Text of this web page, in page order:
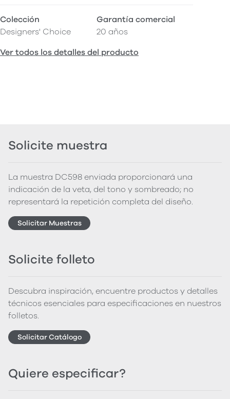
Colección
Designers' Choice
Garantía comercial
20 años
Ver todos los detalles del producto
Solicite muestra
La muestra DC598 enviada proporcionará una
indicación de la veta, del tono y sombreado; no
representará la repetición completa del diseño.
Solicitar Muestras
Solicite folleto
Descubra inspiración, encuentre productos y detalles
técnicos esenciales para especificaciones en nuestros
folletos.
Solicitar Catálogo
Quiere especificar?